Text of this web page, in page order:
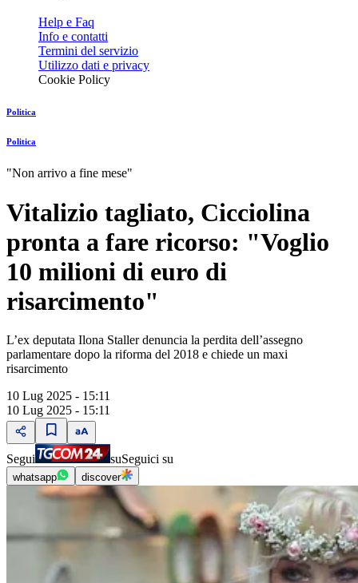
Help e Faq
Info e contatti
Termini del servizio
Utilizzo dati e privacy
Cookie Policy
Politica
Politica
"Non arrivo a fine mese"
Vitalizio tagliato, Cicciolina
pronta a fare ricorso: "Voglio
10 milioni di euro di
risarcimento"
L’ex deputata Ilona Staller denuncia la perdita dell’assegno
parlamentare dopo la riforma del 2018 e chiede un maxi
risarcimento
10 Lug 2025 - 15:11
10 Lug 2025 - 15:11
Segui suSeguici su
whatsapp discover